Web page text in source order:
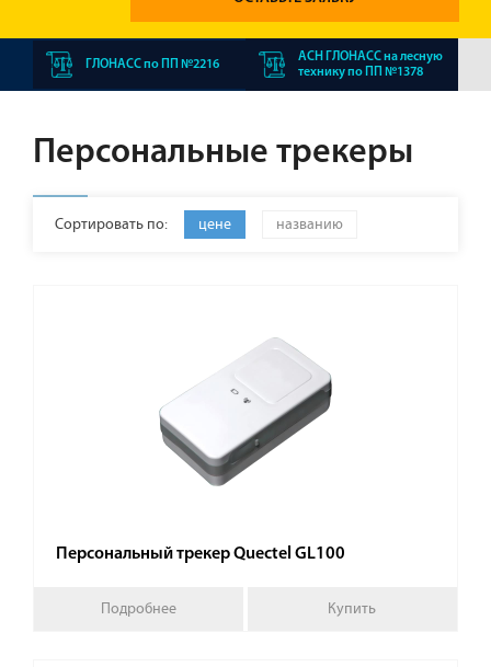
ГЛОНАСС по ПП №2216
АСН ГЛОНАСС на лесную
технику по ПП №1378
Персональные трекеры
Сортировать по: цене названию
Персональный трекер Quectel GL100
Подробнее Купить